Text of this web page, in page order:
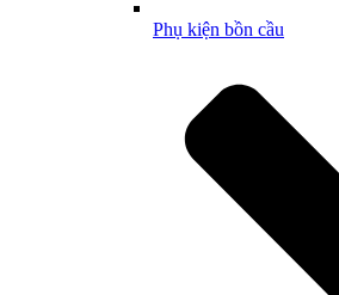
Phụ kiện bồn cầu